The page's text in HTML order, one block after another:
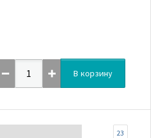
В корзину
23